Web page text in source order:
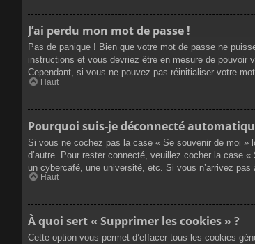
J’ai perdu mon mot de passe !
Pas de panique ! Bien que votre mot de passe ne
instructions et vous devriez être en mesure de pouvoir
Cependant, si vous ne pouvez pas réinitialiser votre
Haut
Pourquoi suis-je déconnecté
Si vous ne cochez pas la case « Se souvenir de moi »
d’autre. Pour rester connecté, veuillez cocher la case
un cybercafé, une université, etc. Si vous n’arrivez
Haut
À quoi sert « Supprimer les cookies » ?
Cette option vous permet d’effacer tous les cookies